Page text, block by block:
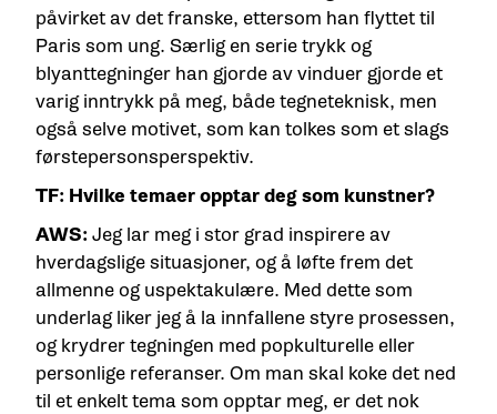
påvirket av det franske, ettersom han flyttet til
Paris som ung. Særlig en serie trykk og
blyanttegninger han gjorde av vinduer gjorde et
varig inntrykk på meg, både tegneteknisk, men
også selve motivet, som kan tolkes som et slags
førstepersonsperspektiv.
TF: Hvilke temaer opptar deg som kunstner?
AWS:Jeg lar meg i stor grad inspirere av
hverdagslige situasjoner, og å løfte frem det
allmenne og uspektakulære. Med dette som
underlag liker jeg å la innfallene styre prosessen,
og krydrer tegningen med popkulturelle eller
personlige referanser. Om man skal koke det ned
til et enkelt tema som opptar meg, er det nok